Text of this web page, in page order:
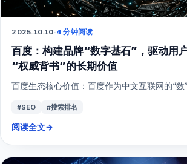
2025.10.10·4 分钟阅读
百度：构建品牌“数字基石”，驱动用
“权威背书”的长期价值
百度生态核心价值：百度作为中文互联网的“
#SEO #搜索排名
阅读全文→